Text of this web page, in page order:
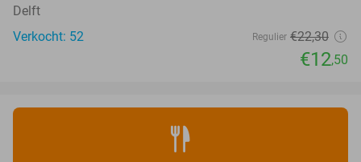
Delft
Verkocht: 52
Regulier €22,30
€12,50